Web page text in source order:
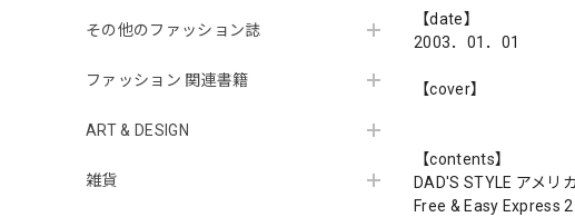
その他のファッション誌
ファッション 関連書籍
ART & DESIGN
雑貨
【date】
2003．01．01
【cover】
【contents】
DAD'S STYLE アメリ
Free & Easy Express